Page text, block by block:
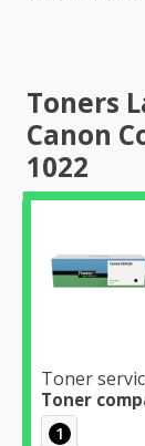
Toners
Canon
1022
Toner
Toner
1